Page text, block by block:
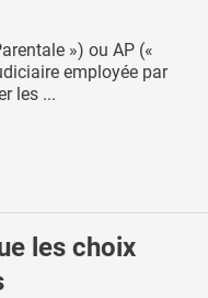
») ou AP («
employée par
les ...
les choix